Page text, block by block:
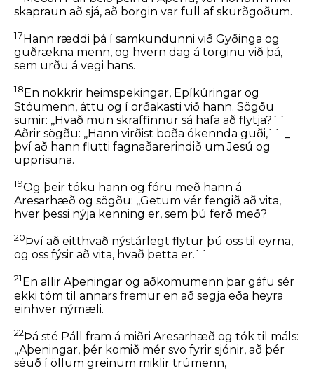
skapraun að sjá, að borgin var full af skurðgoðum.
17 Hann ræddi þá í samkundunni við Gyðinga og
guðrækna menn, og hvern dag á torginu við þá,
sem urðu á vegi hans.
18 En nokkrir heimspekingar, Epíkúringar og
Stóumenn, áttu og í orðakasti við hann. Sögðu
sumir: ,,Hvað mun skraffinnur sá hafa að flytja?``
Aðrir sögðu: ,,Hann virðist boða ókennda guði,`` _
því að hann flutti fagnaðarerindið um Jesú og
upprisuna.
19Og þeir tóku hann og fóru með hann á
Aresarhæð og sögðu: ,,Getum vér fengið að vita,
hver þessi nýja kenning er, sem þú ferð með?
20 Því að eitthvað nýstárlegt flytur þú oss til eyrna,
og oss fýsir að vita, hvað þetta er.``
21 En allir Aþeningar og aðkomumenn þar gáfu sér
ekki tóm til annars fremur en að segja eða heyra
einhver nýmæli.
22Þá sté Páll fram á miðri Aresarhæð og tók til máls:
,,Aþeningar, þér komið mér svo fyrir sjónir, að þér
séuð í öllum greinum miklir trúmenn,